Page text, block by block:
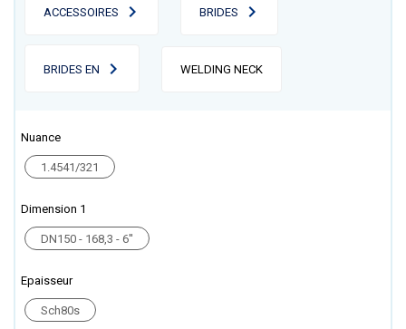
ACCESSOIRES BRIDES
BRIDES EN WELDING NECK
Nuance
1.4541/321
Dimension 1
DN150 - 168,3 - 6''
Epaisseur
Sch80s